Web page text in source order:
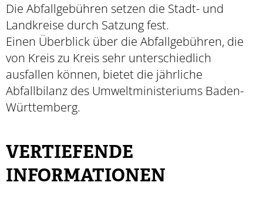
Die Abfallgebühren setzen die Stadt- und
Landkreise durch Satzung fest.
Einen Überblick über die Abfallgebühren, die
von Kreis zu Kreis sehr unterschiedlich
ausfallen können, bietet die jährliche
Abfallbilanz des Umweltministeriums Baden-
Württemberg.
VERTIEFENDE
INFORMATIONEN